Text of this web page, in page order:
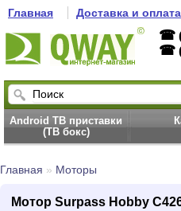
Главная Доставка и оплата
☎
☎
Android ТВ приставки
(ТВ бокс)
Главная » Моторы
Мотор Surpass Hobby